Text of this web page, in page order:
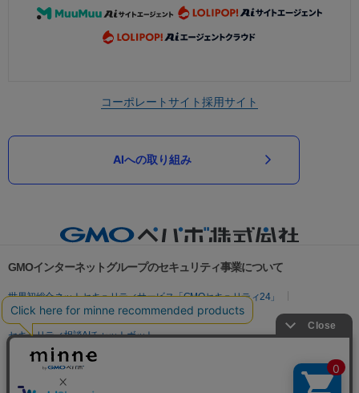
コーポレートサイト採用サイト
AIへの取り組み
GMOインターネットグループのセキュリティ事業について
世界初総合ネットセキュリティサービス「GMOセキュリティ24」
パスワード漏洩診断
Webサイトリスク診断
セキュリティ相談AIチャットボット
実在証明・盗聴対策